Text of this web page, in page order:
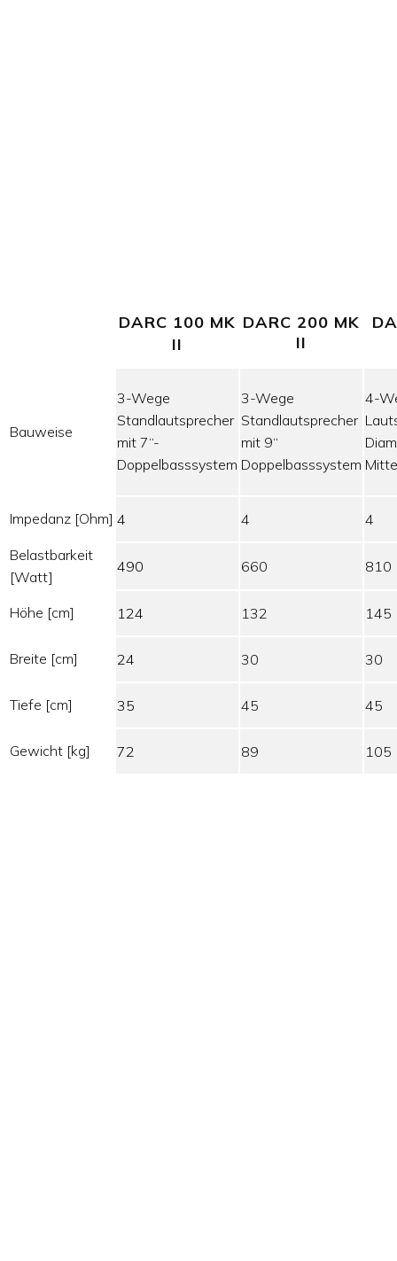
DARC 100 MK
II
DARC 200 MK
II
Bauweise
3-Wege
Standlautsprecher
mit 7“-
Doppelbasssystem
3-Wege
Standlautsprecher
mit 9“
Doppelbasssystem
4-
Impedanz [Ohm] 4 4
4
Belastbarkeit
[Watt]
490 660 810
Höhe [cm] 124 132 145
Breite [cm] 24 30 30
Tiefe [cm] 35 45 45
Gewicht [kg] 72 89 105